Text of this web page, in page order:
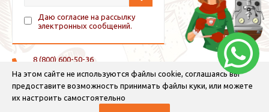
На этом сайте не используются файлы cookie, соглашаясь вы
предоставите возможность принимать файлы куки, или можете
их настроить самостоятельно
Даю согласие на рассылку
электронных сообщений.
8 (800) 600-50-36
+7 (921) 882-11-99 (WhatsApp, Viber, Telegram)
info@espressoperfetto.ru